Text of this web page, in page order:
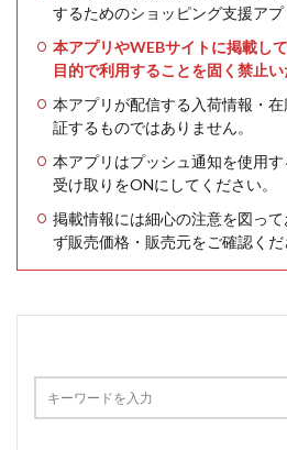
するためのショッピング支援アプ
本アプリやWEBサイトに掲載し
目的で利用することを固く禁止い
本アプリが配信する入荷情報・
証するものではありません。
本アプリはプッシュ通知を使用
受け取りをONにしてください。
掲載情報には細心の注意を図っ
ず販売価格・販売元をご確認くだ